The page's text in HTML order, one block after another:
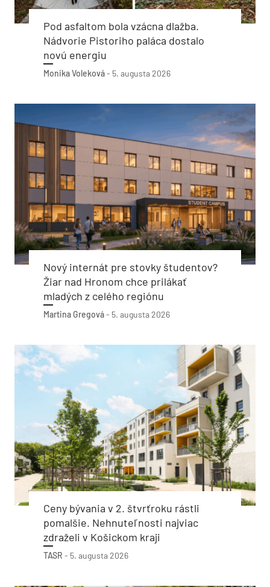
Pod asfaltom bola vzácna dlažba.
Nádvorie Pistoriho paláca dostalo
novú energiu
Monika Voleková- 5. augusta 2026
Nový internát pre stovky študentov?
Žiar nad Hronom chce prilákať
mladých z celého regiónu
Martina Gregová- 5. augusta 2026
Ceny bývania v 2. štvrťroku rástli
pomalšie. Nehnuteľnosti najviac
zdraželi v Košickom kraji
TASR - 5. augusta 2026